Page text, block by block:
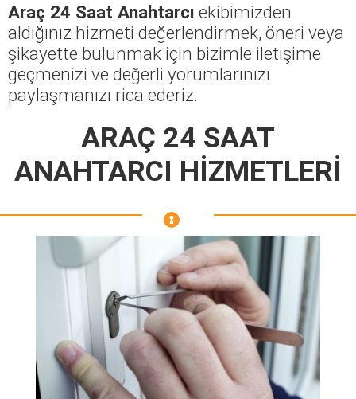
Araç 24 Saat Anahtarcı ekibimizden
aldığınız hizmeti değerlendirmek, öneri veya
şikayette bulunmak için bizimle iletişime
geçmenizi ve değerli yorumlarınızı
paylaşmanızı rica ederiz.
ARAÇ 24 SAAT
ANAHTARCI HİZMETLERİ